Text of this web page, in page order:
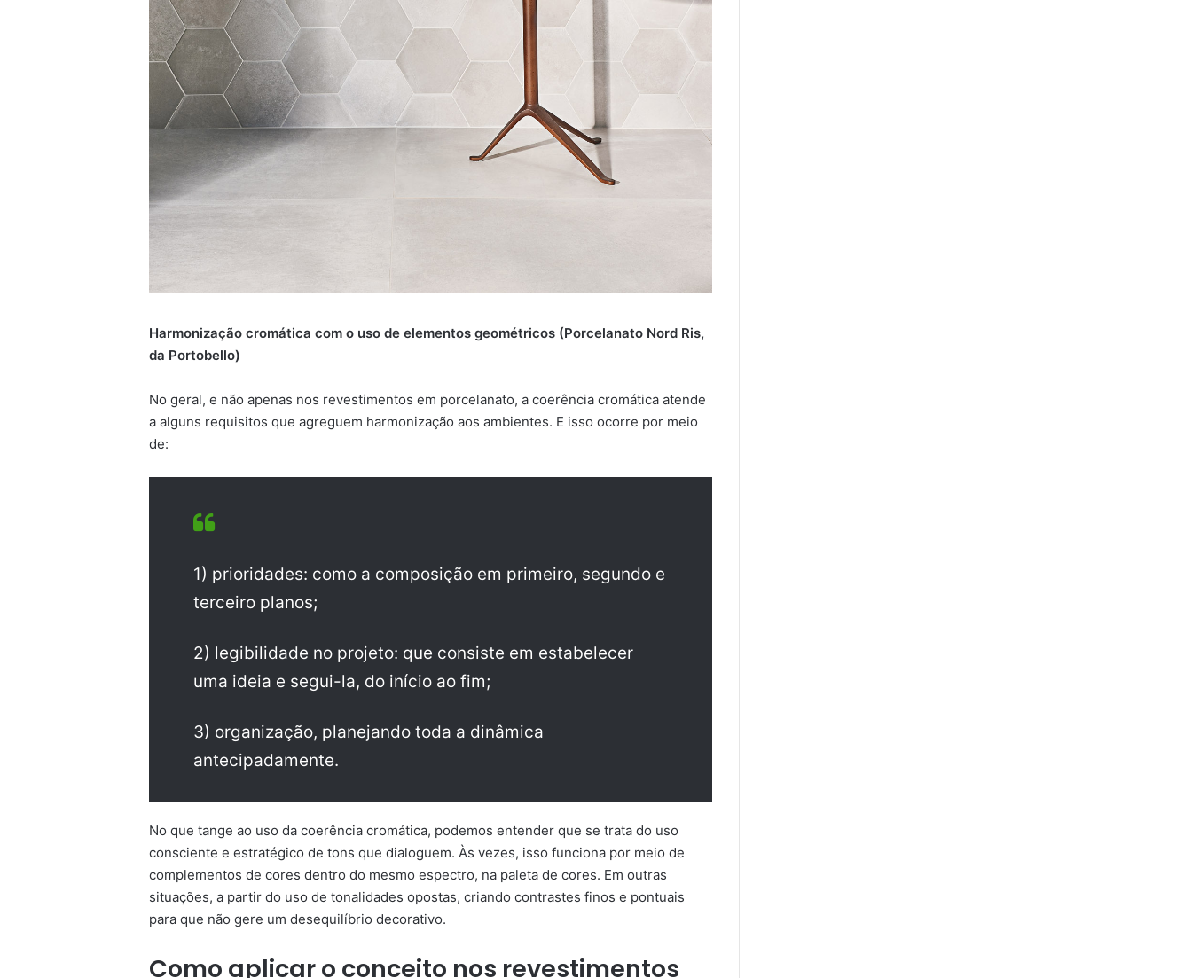
Harmonização cromática com o uso de elementos geométricos (Porcelanato Nord Ris,
da Portobello)
No geral, e não apenas nos revestimentos em porcelanato, a coerência cromática atende
a alguns requisitos que agreguem harmonização aos ambientes. E isso ocorre por meio
de:
1) prioridades: como a composição em primeiro, segundo e
terceiro planos;
2) legibilidade no projeto: que consiste em estabelecer
uma ideia e segui-la, do início ao fim;
3) organização, planejando toda a dinâmica
antecipadamente.
No que tange ao uso da coerência cromática, podemos entender que se trata do uso
consciente e estratégico de tons que dialoguem. Às vezes, isso funciona por meio de
complementos de cores dentro do mesmo espectro, na paleta de cores. Em outras
situações, a partir do uso de tonalidades opostas, criando contrastes finos e pontuais
para que não gere um desequilíbrio decorativo.
Como aplicar o conceito nos revestimentos